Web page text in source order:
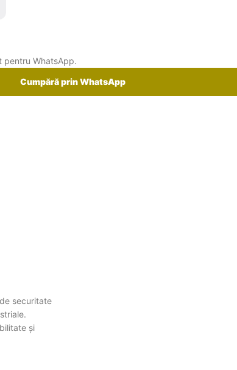
pentru WhatsApp.
Cumpără prin WhatsApp
securitate
și